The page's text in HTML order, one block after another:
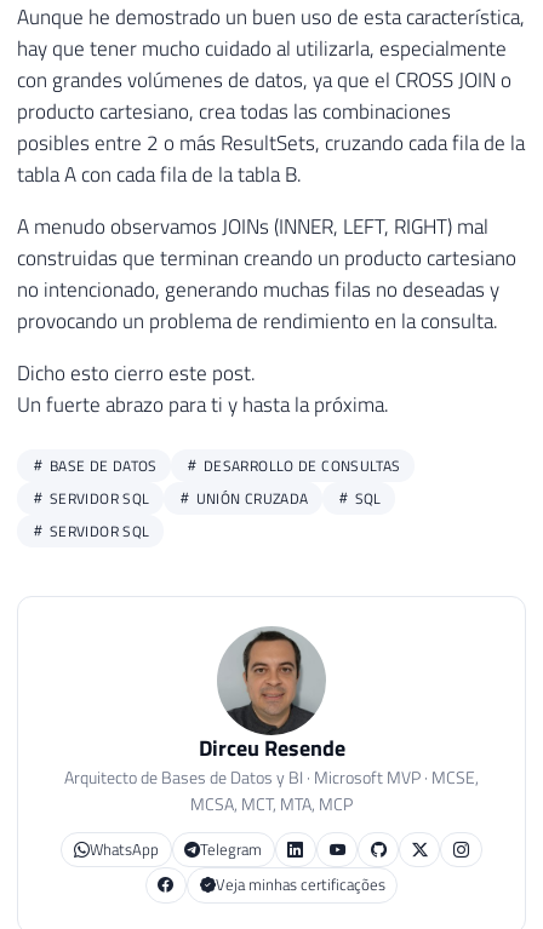
Aunque he demostrado un buen uso de esta característica,
hay que tener mucho cuidado al utilizarla, especialmente
con grandes volúmenes de datos, ya que el CROSS JOIN o
producto cartesiano, crea todas las combinaciones
posibles entre 2 o más ResultSets, cruzando cada fila de la
tabla A con cada fila de la tabla B.
A menudo observamos JOINs (INNER, LEFT, RIGHT) mal
construidas que terminan creando un producto cartesiano
no intencionado, generando muchas filas no deseadas y
provocando un problema de rendimiento en la consulta.
Dicho esto cierro este post.
Un fuerte abrazo para ti y hasta la próxima.
BASE DE DATOS
DESARROLLO DE CONSULTAS
SERVIDOR SQL
UNIÓN CRUZADA
SQL
SERVIDOR SQL
Dirceu Resende
Arquitecto de Bases de Datos y BI · Microsoft MVP · MCSE,
MCSA, MCT, MTA, MCP
WhatsApp
Telegram
Veja minhas certificações